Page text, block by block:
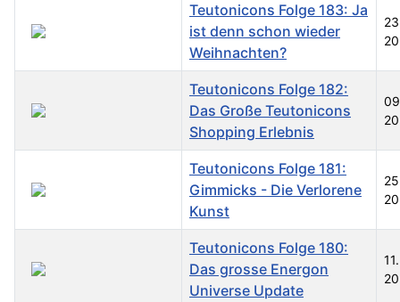
Teutonicons Folge 183: Ja
ist denn schon wieder
Weihnachten?
Teutonicons Folge 182:
Das Große Teutonicons
Shopping Erlebnis
Teutonicons Folge 181:
Gimmicks - Die Verlorene
Kunst
Teutonicons Folge 180:
Das grosse Energon
Universe Update